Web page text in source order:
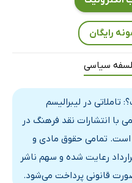
رایگان
سیاسی
در لیبرالیسم
با انتشارات نقد فرهنگ در
است. تمامی حقوق مادی و
رعایت شده و سهم ناشر
قانونی پرداخت می‌شود.